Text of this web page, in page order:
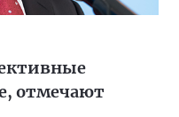
отмечают